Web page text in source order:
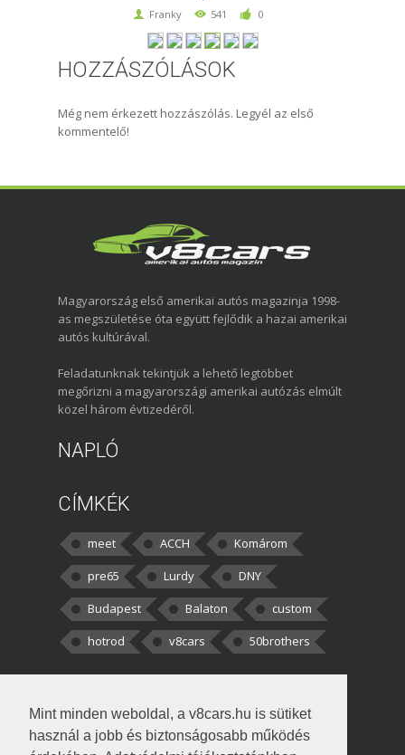
Mint minden weboldal, a v8cars.hu is sütiket
használ a jobb és biztonságosabb működés
Franky 541 0
HOZZÁSZÓLÁSOK
Még nem érkezett hozzászólás. Legyél az első
kommentelő!
Magyarország első amerikai autós magazinja 1998-
as megszületése óta együtt fejlődik a hazai amerikai
autós kultúrával.
Feladatunknak tekintjük a lehető legtöbbet
megőrizni a magyarországi amerikai autózás elmúlt
közel három évtizedéről.
NAPLÓ
CÍMKÉK
meet ACCH
Komárom
pre65
Lurdy
DNY
Budapest
Balaton
custom
hotrod
v8cars 50brothers
kortisz:Elszúrtam! Én csak két
darabbaal számoltam. Nem tudtam, hogy fél autót,